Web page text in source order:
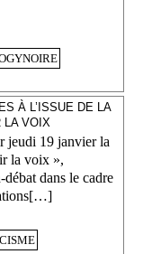
À L’ISSUE DE LA
LA VOIX
jeudi 19 janvier la
la voix »,
dans le cadre